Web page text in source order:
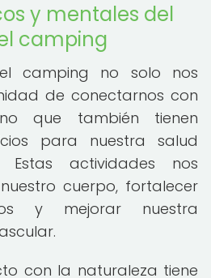
y mentales del
camping
camping no solo nos
de conectarnos con
que también tienen
para nuestra salud
actividades nos
cuerpo, fortalecer
y mejorar nuestra
con la naturaleza tiene